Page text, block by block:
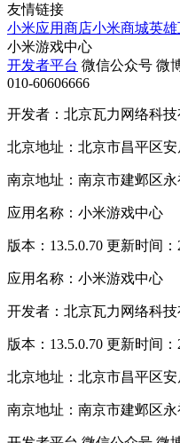
友情链接
小米应用商店小米商城英雄
小米游戏中心
开发者平台 微信公众号 微
010-60606666
开发者：北京瓦力网络科技
北京地址：北京市昌平区
南京地址：南京市建邺区
应用名称：小米游戏中心
版本：13.5.0.70 更新时间：
应用名称：小米游戏中心
开发者：北京瓦力网络科技
版本：13.5.0.70 更新时间：
北京地址：北京市昌平区
南京地址：南京市建邺区